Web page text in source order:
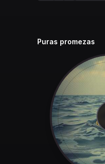
Puras promezas